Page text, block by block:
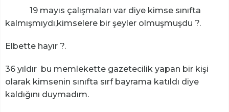
19 mayıs çalışmaları var diye kimse sınıfta
kalmışmıydı,kimselere bir şeyler olmuşmuşdu ?.
Elbette hayır ?.
36 yıldır bu memlekette gazetecilik yapan bir kişi
olarak kimsenin sınıfta sırf bayrama katıldı diye
kaldığını duymadım.